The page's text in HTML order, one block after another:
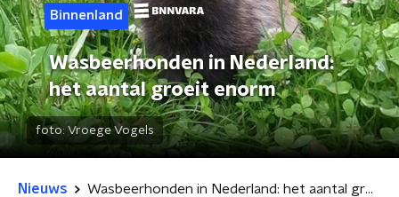
Binnenland
Wasbeerhonden in Nederland:
het aantal groeit enorm
foto: Vroege Vogels
Nieuws Wasbeerhonden in Nederland: het aantal groeit enorm